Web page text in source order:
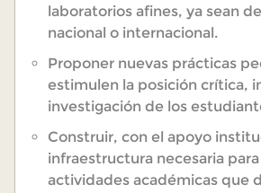
laboratorios afines, ya sean
nacional o internacional.
Proponer nuevas prácticas
estimulen la posición crítica,
investigación de los
Construir, con el apoyo
infraestructura necesaria
actividades académicas que